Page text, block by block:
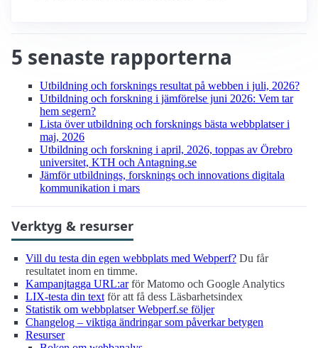
5 senaste rapporterna
Utbildning och forsknings resultat på webben i juli, 2026?
Utbildning och forskning i jämförelse juni 2026: Vem tar
hem segern?
Lista över utbildning och forsknings bästa webbplatser i
maj, 2026
Utbildning och forskning i april, 2026, toppas av Örebro
universitet, KTH och Antagning.se
Jämför utbildnings, forsknings och innovations digitala
kommunikation i mars
Verktyg & resurser
Vill du testa din egen webbplats med Webperf? Du får
resultatet inom en timme.
Kampanjtagga URL:arför Matomo och Google Analytics
LIX-testa din text för att få dess Läsbarhetsindex
Statistik om webbplatser Webperf.se följer
Changelog – viktiga ändringar som påverkar betygen
Resurser